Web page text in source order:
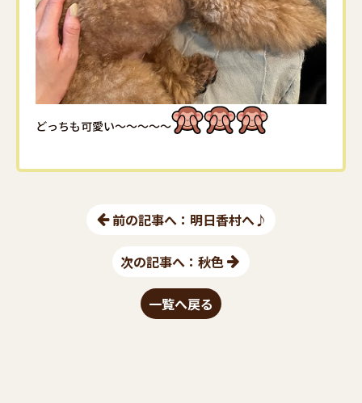
どっちも可愛い～～～～～
前の記事へ：明日香村へ♪
一覧へ戻る
次の記事へ：秋色